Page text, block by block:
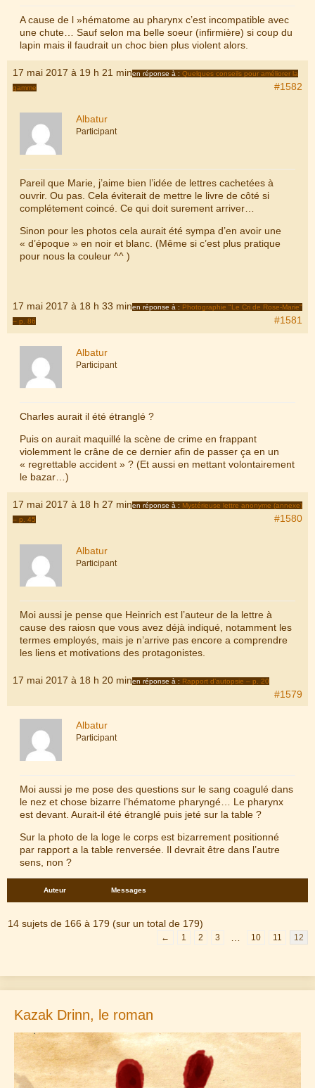
A cause de l »hématome au pharynx c’est incompatible avec
une chute… Sauf selon ma belle soeur (infirmière) si coup du
lapin mais il faudrait un choc bien plus violent alors.
17 mai 2017 à 19 h 21 minen réponse à : Quelques conseils pour améliorer la
gamme
#1582
Albatur
Participant
Pareil que Marie, j’aime bien l’idée de lettres cachetées à
ouvrir. Ou pas. Cela éviterait de mettre le livre de côté si
complétement coincé. Ce qui doit surement arriver…
Sinon pour les photos cela aurait été sympa d’en avoir une
« d’époque » en noir et blanc. (Même si c’est plus pratique
pour nous la couleur ^^ )
17 mai 2017 à 18 h 33 minen réponse à : Photographie "Le Cri de Rose-Marie"
– p. 86
#1581
Albatur
Participant
Charles aurait il été étranglé ?
Puis on aurait maquillé la scène de crime en frappant
violemment le crâne de ce dernier afin de passer ça en un
« regrettable accident » ? (Et aussi en mettant volontairement
le bazar…)
17 mai 2017 à 18 h 27 minen réponse à : Mystérieuse lettre anonyme (annexe)
– p. 45
#1580
Albatur
Participant
Moi aussi je pense que Heinrich est l’auteur de la lettre à
cause des raiosn que vous avez déjà indiqué, notamment les
termes employés, mais je n’arrive pas encore a comprendre
les liens et motivations des protagonistes.
17 mai 2017 à 18 h 20 minen réponse à : Rapport d’autopsie – p. 20
#1579
Albatur
Participant
Moi aussi je me pose des questions sur le sang coagulé dans
le nez et chose bizarre l’hématome pharyngé… Le pharynx
est devant. Aurait-il été étranglé puis jeté sur la table ?
Sur la photo de la loge le corps est bizarrement positionné
par rapport a la table renversée. Il devrait être dans l’autre
sens, non ?
Auteur Messages
14 sujets de 166 à 179 (sur un total de 179)
← 1 2 3 … 10 11 12
Kazak Drinn, le roman